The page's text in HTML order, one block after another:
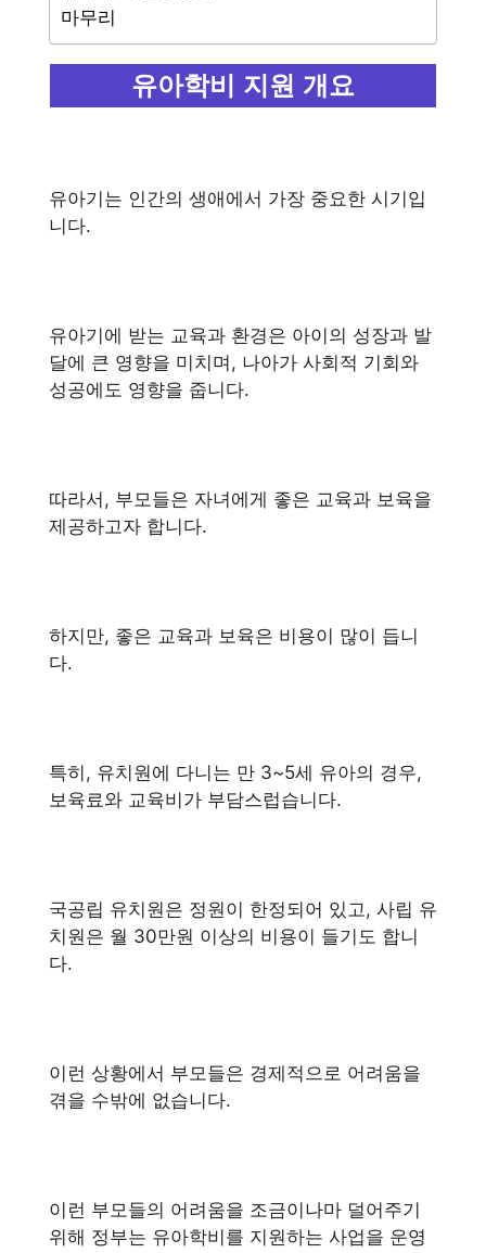
마무리
유아학비 지원 개요
유아기는 인간의 생애에서 가장 중요한 시기입
니다.
유아기에 받는 교육과 환경은 아이의 성장과 발
달에 큰 영향을 미치며, 나아가 사회적 기회와
성공에도 영향을 줍니다.
따라서, 부모들은 자녀에게 좋은 교육과 보육을
제공하고자 합니다.
하지만, 좋은 교육과 보육은 비용이 많이 듭니
다.
특히, 유치원에 다니는 만 3~5세 유아의 경우,
보육료와 교육비가 부담스럽습니다.
국공립 유치원은 정원이 한정되어 있고, 사립 유
치원은 월 30만원 이상의 비용이 들기도 합니
다.
이런 상황에서 부모들은 경제적으로 어려움을
겪을 수밖에 없습니다.
이런 부모들의 어려움을 조금이나마 덜어주기
위해 정부는 유아학비를 지원하는 사업을 운영